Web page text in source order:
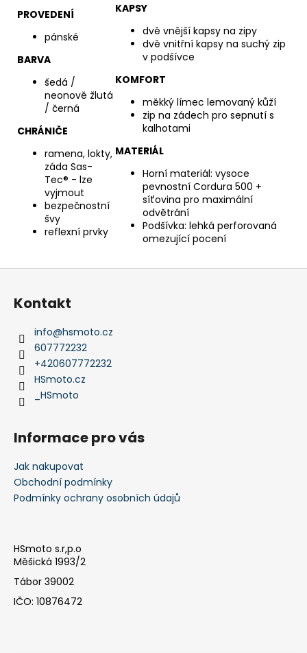
PROVEDENÍ
pánské
BARVA
šedá /
neonově žlutá
/ černá
CHRÁNIČE
ramena, lokty,
záda Sas-
Tec® - lze
vyjmout
bezpečnostní
švy
reflexní prvky
KAPSY
dvě vnější kapsy na zipy
dvě vnitřní kapsy na suchý zip
v podšívce
KOMFORT
měkký límec lemovaný kůží
zip na zádech pro sepnutí s
kalhotami
MATERIÁL
Horní materiál: vysoce
pevnostní Cordura 500 +
síťovina pro maximální
odvětrání
Podšívka: lehká perforovaná
omezující pocení
Z
Kontakt
info@hsmoto.cz
607772232
+420607772232
HSmoto.cz
_HSmoto
Informace pro vás
Jak nakupovat
Obchodní podmínky
Podmínky ochrany osobních údajů
HSmoto s.r,p.o
Měšická 1993/2
Tábor 39002
IČO: 10876472